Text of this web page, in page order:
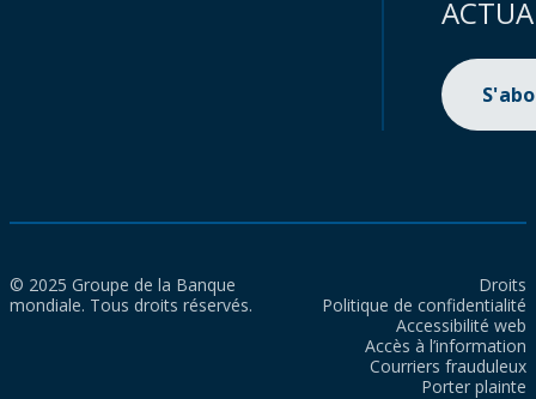
© 2025 Groupe de la Banque
mondiale. Tous droits réservés.
Droits
Politique de confidentialité
Accessibilité web
Accès à l’information
Courriers frauduleux
Porter plainte